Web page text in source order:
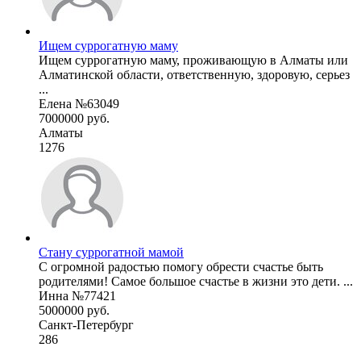
Ищем суррогатную маму
Ищем суррогатную маму, проживающую в Алматы или
Алматинской области, ответственную, здоровую, серьез
...
Елена №63049
7000000 руб.
Алматы
1276
Стану суррогатной мамой
С огромной радостью помогу обрести счастье быть
родителями! Самое большое счастье в жизни это дети. ...
Инна №77421
5000000 руб.
Санкт-Петербург
286